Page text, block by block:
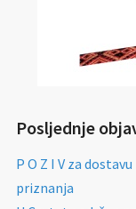
Posljednje
P O Z I V za
priznanja